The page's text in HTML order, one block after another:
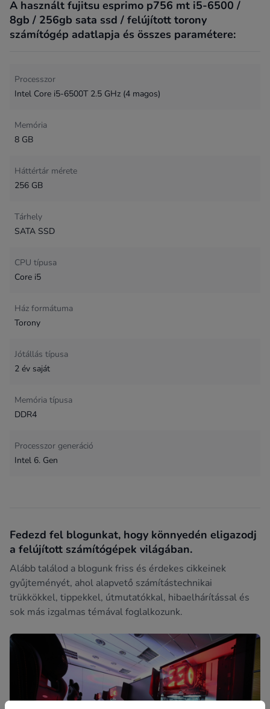
A használt fujitsu esprimo p756 mt i5-6500 /
8gb / 256gb sata ssd / felújított torony
számítógép adatlapja és összes paramétere:
Processzor
Intel Core i5-6500T 2.5 GHz (4 magos)
Memória
8 GB
Háttértár mérete
256 GB
Tárhely
SATA SSD
CPU típusa
Core i5
Ház formátuma
Torony
Jótállás típusa
2 év saját
Memória típusa
DDR4
Processzor generáció
Intel 6. Gen
Fedezd fel blogunkat, hogy könnyedén eligazodj
a felújított számítógépek világában.
Alább találod a blogunk friss és érdekes cikkeinek
gyűjteményét, ahol alapvető számítástechnikai
trükkökkel, tippekkel, útmutatókkal, hibaelhárítással és
sok más izgalmas témával foglalkozunk.